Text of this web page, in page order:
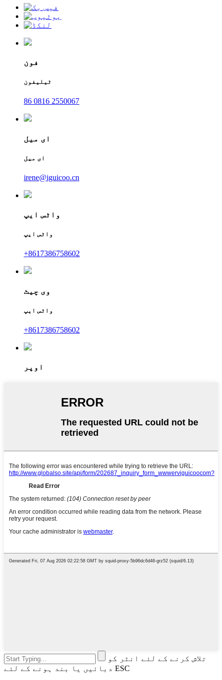
فون
ٹیلیفون
86 0816 2550067
ای میل
ای میل
irene@iguicoo.cn
واٹس ایپ
واٹس ایپ
+8617386758602
وی چیٹ
واٹس ایپ
+8617386758602
اوپر
تلاش کرنے کے لئے انٹر کو
دبائیں یا بند ہونے کے لئے ESC